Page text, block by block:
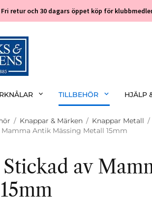
retur och 30 dagars öppet köp för
TILLBEHÖR HJÄLP
/ Knappar & Märken / Knappar Metall /
Antik Mässing Metall 15mm
av